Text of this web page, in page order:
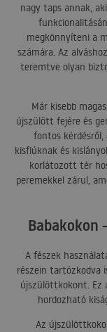
nagy taps annak,
megkönnyíteni a
számára. Az
teremtve olyan
Már kisebb
újszülött fejére és
fontos
kisfiúknak és
korlátozott tér
peremekkel zárul,
Babakokon
A fészek
részein tartózkodva
újszülöttkokont. Ez
hordozható
Az